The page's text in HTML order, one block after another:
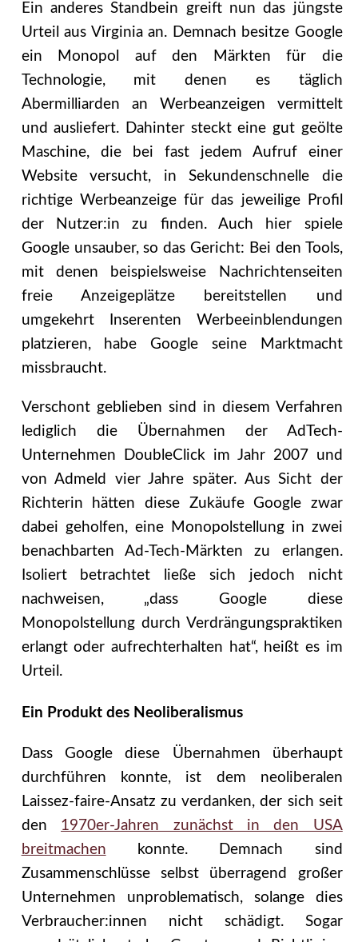
Ein anderes Standbein greift nun das jüngste
Urteil aus Virginia an. Demnach besitze Google
ein Monopol auf den Märkten für die
Technologie, mit denen es täglich
Abermilliarden an Werbeanzeigen vermittelt
und ausliefert. Dahinter steckt eine gut geölte
Maschine, die bei fast jedem Aufruf einer
Website versucht, in Sekundenschnelle die
richtige Werbeanzeige für das jeweilige Profil
der Nutzer:in zu finden. Auch hier spiele
Google unsauber, so das Gericht: Bei den Tools,
mit denen beispielsweise Nachrichtenseiten
freie Anzeigeplätze bereitstellen und
umgekehrt Inserenten Werbeeinblendungen
platzieren, habe Google seine Marktmacht
missbraucht.
Verschont geblieben sind in diesem Verfahren
lediglich die Übernahmen der AdTech-
Unternehmen DoubleClick im Jahr 2007 und
von Admeld vier Jahre später. Aus Sicht der
Richterin hätten diese Zukäufe Google zwar
dabei geholfen, eine Monopolstellung in zwei
benachbarten Ad-Tech-Märkten zu erlangen.
Isoliert betrachtet ließe sich jedoch nicht
nachweisen, „dass Google diese
Monopolstellung durch Verdrängungspraktiken
erlangt oder aufrechterhalten hat“, heißt es im
Urteil.
Ein Produkt des Neoliberalismus
Dass Google diese Übernahmen überhaupt
durchführen konnte, ist dem neoliberalen
Laissez-faire-Ansatz zu verdanken, der sich seit
den 1970er-Jahren zunächst in den USA
breitmachen konnte. Demnach sind
Zusammenschlüsse selbst überragend großer
Unternehmen unproblematisch, solange dies
Verbraucher:innen nicht schädigt. Sogar